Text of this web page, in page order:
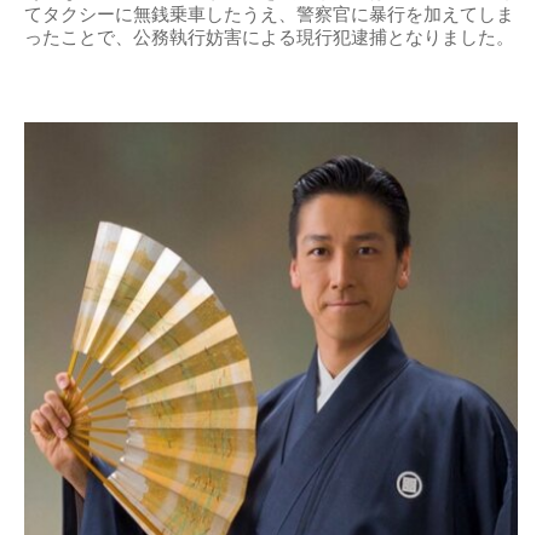
てタクシーに無銭乗車したうえ、警察官に暴行を加えてしま
ったことで、公務執行妨害による現行犯逮捕となりました。